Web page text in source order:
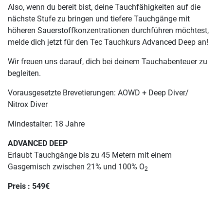
Also, wenn du bereit bist, deine Tauchfähigkeiten auf die
nächste Stufe zu bringen und tiefere Tauchgänge mit
höheren Sauerstoffkonzentrationen durchführen möchtest,
melde dich jetzt für den Tec Tauchkurs Advanced Deep an!
Wir freuen uns darauf, dich bei deinem Tauchabenteuer zu
begleiten.
Vorausgesetzte Brevetierungen: AOWD + Deep Diver/
Nitrox Diver
Mindestalter: 18 Jahre
ADVANCED DEEP
Erlaubt Tauchgänge bis zu 45 Metern mit einem
Gasgemisch zwischen 21% und 100% O2
Preis : 549€